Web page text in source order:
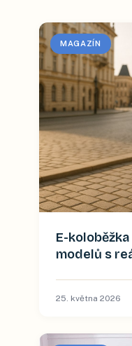
MAGAZÍN
E-
modelů s
25. května 2026